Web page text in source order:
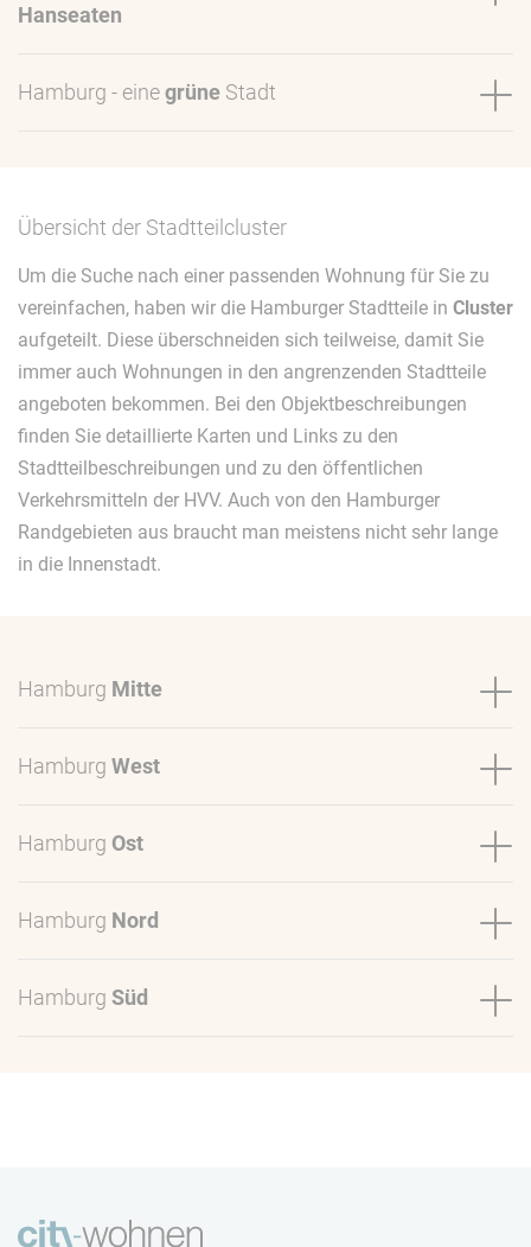
Hanseaten
Hamburg - einegrüne Stadt
Übersicht der Stadtteilcluster
Um die Suche nach einer passenden Wohnung für Sie zu
vereinfachen, haben wir die Hamburger Stadtteile in Cluster
aufgeteilt. Diese überschneiden sich teilweise, damit Sie
immer auch Wohnungen in den angrenzenden Stadtteile
angeboten bekommen. Bei den Objektbeschreibungen
finden Sie detaillierte Karten und Links zu den
Stadtteilbeschreibungen und zu den öffentlichen
Verkehrsmitteln der HVV. Auch von den Hamburger
Randgebieten aus braucht man meistens nicht sehr lange
in die Innenstadt.
Hamburg Mitte
Hamburg West
Hamburg Ost
Hamburg Nord
Hamburg Süd